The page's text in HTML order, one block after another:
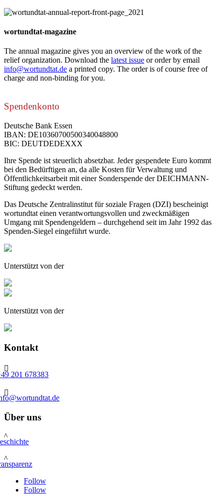
wortundtat-magazine
The annual magazine gives you an overview of the work of the
relief organization. Download the latest issue or order by email
info@wortundtat.de a printed copy. The order is of course free of
charge and non-binding for you.
Spendenkonto
Deutsche Bank Essen
IBAN: DE10360700500340048800
BIC: DEUTDEDEXXX
Ihre Spende ist steuerlich absetzbar. Jeder gespendete Euro kommt
bei den Bedürftigen an, da alle Kosten für Verwaltung und
Öffentlichkeitsarbeit mit einer Sonderspende der DEICHMANN-
Stiftung gedeckt werden.
Das Deutsche Zentralinstitut für soziale Fragen (DZI) bescheinigt
wortundtat einen verantwortungsvollen und zweckmäßigen
Umgang mit Spendengeldern – durchgehend seit im Jahr 1992 das
Spenden-Siegel eingeführt wurde.
Unterstützt von der
Unterstützt von der
Kontakt

201 678383

Über uns
^
^
Follow
Follow